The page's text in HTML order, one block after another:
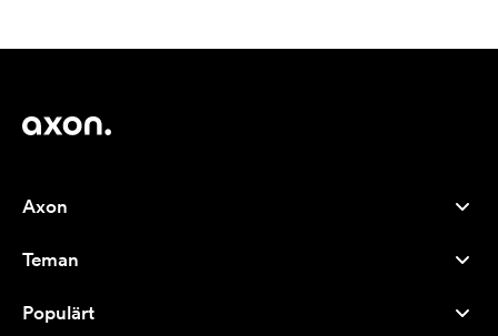
Axon
Om oss
Careers
Teman
Storsäljare
Populärt